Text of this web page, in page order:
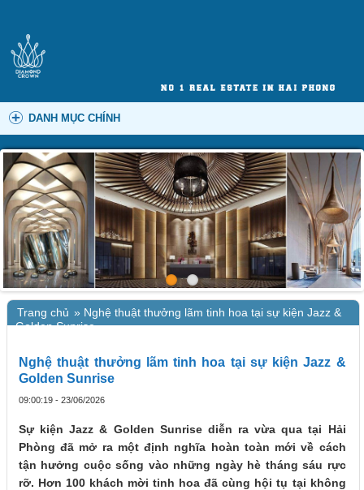
DANH MỤC CHÍNH
Trang chủ » Nghệ thuật thưởng lãm tinh hoa tại sự kiện Jazz &
Golden Sunrise
Nghệ thuật thưởng lãm tinh hoa tại sự kiện Jazz &
Golden Sunrise
09:00:19 - 23/06/2026
Sự kiện Jazz & Golden Sunrise diễn ra vừa qua tại Hải
Phòng đã mở ra một định nghĩa hoàn toàn mới về cách
tận hưởng cuộc sống vào những ngày hè tháng sáu rực
rỡ. Hơn 100 khách mời tinh hoa đã cùng hội tụ tại không